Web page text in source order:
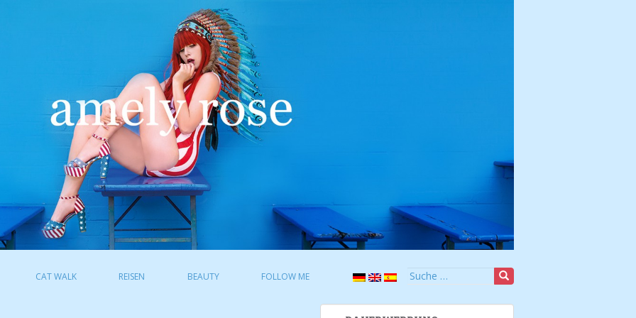
CAT WALK REISEN BEAUTY FOLLOW ME Suche nach: